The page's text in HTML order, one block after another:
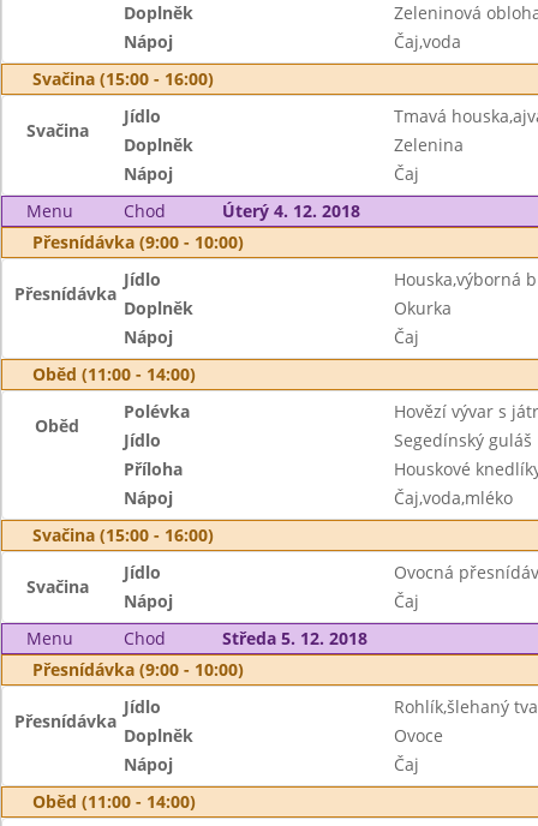
Doplněk
Zeleninová
Nápoj
Čaj,voda
Svačina (15:00 - 16:00)
Svačina
Jídlo
Tmavá
Doplněk
Zelenina
Nápoj
Čaj
Menu
Chod
Úterý 4. 12. 2018
Přesnídávka (9:00 - 10:00)
Přesnídávka
Jídlo
Houska,výborná
Doplněk
Okurka
Nápoj
Čaj
Oběd (11:00 - 14:00)
Oběd
Polévka
Hovězí vývar s
Jídlo
Segedínský guláš
Příloha
Houskové
Nápoj
Čaj,voda,mléko
Svačina (15:00 - 16:00)
Svačina
Jídlo
Ovocná
Nápoj
Čaj
Menu
Chod
Středa 5. 12. 2018
Přesnídávka (9:00 - 10:00)
Přesnídávka
Jídlo
Rohlík,šlehaný
Doplněk
Ovoce
Nápoj
Čaj
Oběd (11:00 - 14:00)